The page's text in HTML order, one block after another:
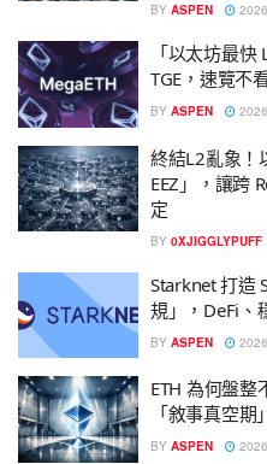
BY ASPEN
「以太坊最
TGE，速覽不
BY ASPEN
終結L2亂象！
EEZ」，讓跨
定
BY 0XJIGGLYPUFF
Starknet 打造
規」，DeFi、
BY ASPEN
ETH 為何盤
「敘事真空
BY ASPEN